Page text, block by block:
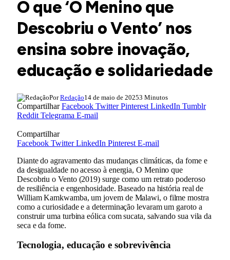
O que ‘O Menino que
Descobriu o Vento’ nos
ensina sobre inovação,
educação e solidariedade
Por Redação14 de maio de 20253 Minutos
CompartilharFacebook Twitter Pinterest LinkedIn Tumblr
Reddit Telegrama E-mail
Compartilhar
Facebook Twitter LinkedIn Pinterest E-mail
Diante do agravamento das mudanças climáticas, da fome e
da desigualdade no acesso à energia, O Menino que
Descobriu o Vento (2019) surge como um retrato poderoso
de resiliência e engenhosidade. Baseado na história real de
William Kamkwamba, um jovem de Malawi, o filme mostra
como a curiosidade e a determinação levaram um garoto a
construir uma turbina eólica com sucata, salvando sua vila da
seca e da fome.
Tecnologia, educação e sobrevivência